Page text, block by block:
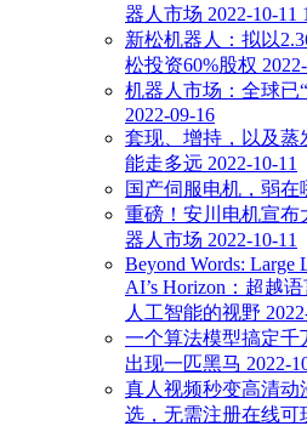
器人市场 2022-10-11
新松机器人：拟以
松投资60%股权
机器人市场：全球已
2022-09-16
套现、增持，以及蒸
能走多远 2022-10-11
国产伺服电机，弱在
重磅！安川电机宣布
器人市场 2022-10-11
Beyond Words: Large
AI’s Horizon：超越
人工智能的视野
一个算法模型搞定千
出现一匹黑马 2022-
真人视频秒变高清动
选，无需注册在线可